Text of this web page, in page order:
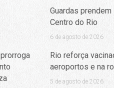
Guardas
Centro do Rio
6 de agosto de 2026
Rio reforça
aeroportos e na
5 de agosto de 2026